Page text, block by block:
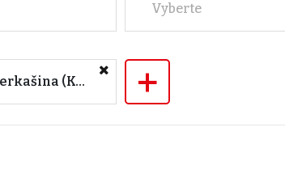
Vyberte
Maria Čerkašina (Keller Williams Metropolitan) +